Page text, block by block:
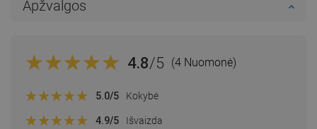
Apžvalgos
4.8/5 (4 Nuomonė)
5.0/5 Kokybė
4.9/5 Išvaizda